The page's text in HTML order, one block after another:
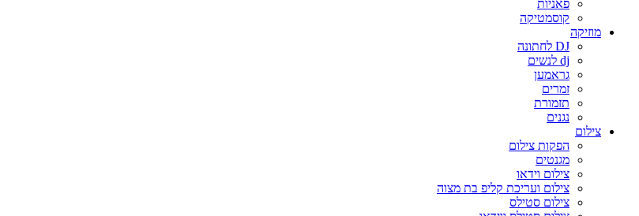
פאניות
קוסמטיקה
מוזיקה
DJ לחתונה
dj לנשים
גראמען
זמרים
תזמורת
נגנים
צילום
הפקות צילום
מגנטים
צילום וידאו
צילום ועריכת קליפ בת מצוה
צילום סטילס